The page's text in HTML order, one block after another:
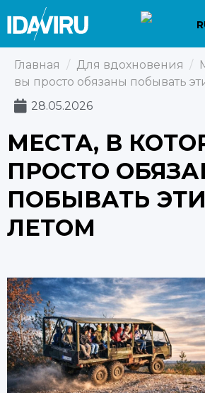
Главная / Для вдохновения /
вы просто обязаны побывать
28.05.2026
МЕСТА, В
ПРОСТО
ПОБЫВАТЬ
ЛЕТОМ